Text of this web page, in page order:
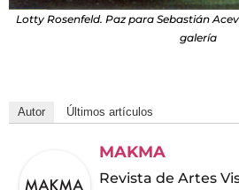
Lotty Rosenfeld. Paz para Sebastián
galería
Autor Últimos artículos
MAKMA
Revista de Artes